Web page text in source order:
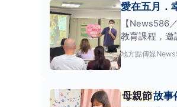
愛在五月．
【News586
教育課程，邀
地方點傳媒
母親節故事